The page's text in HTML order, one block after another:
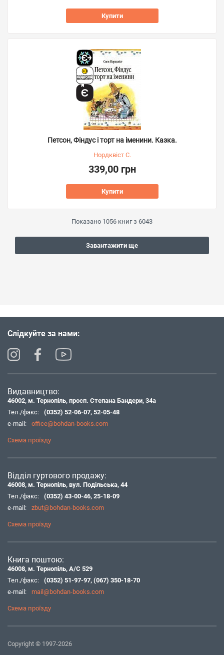
Купити
Петсон, Фіндус і торт на іменини. Казка.
Нордквіст С.
339,00 грн
Купити
Показано 1056 книг з 6043
Завантажити ще
Слідкуйте за нами:
Видавництво:
46002, м. Тернопіль, просп. Степана Бандери, 34а
Тел./факс:
(0352) 52-06-07, 52-05-48
e-mail:
office@bohdan-books.com
Схема проїзду
Відділ гуртового продажу:
46008, м. Тернопіль, вул. Подільська, 44
Тел./факс:
(0352) 43-00-46, 25-18-09
e-mail:
zbut@bohdan-books.com
Схема проїзду
Книга поштою:
46008, м. Тернопіль, А/С 529
Тел./факс:
(0352) 51-97-97, (067) 350-18-70
e-mail:
mail@bohdan-books.com
Схема проїзду
Copyright © 1997-2026